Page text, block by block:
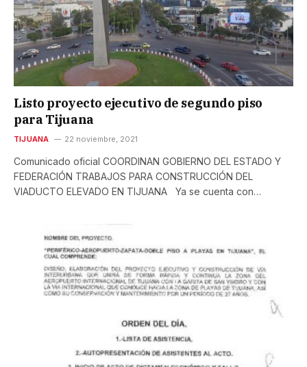
Listo proyecto ejecutivo de segundo piso
para Tijuana
TIJUANA 22 noviembre, 2021
Comunicado oficial COORDINAN GOBIERNO DEL ESTADO Y
FEDERACIÓN TRABAJOS PARA CONSTRUCCIÓN DEL
VIADUCTO ELEVADO EN TIJUANA Ya se cuenta con…